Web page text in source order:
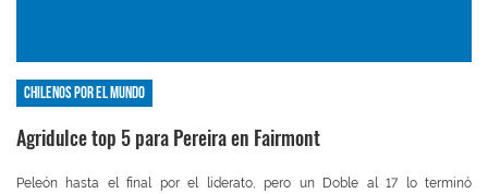
Chilenos por el mundo
Agridulce top 5 para Pereira en Fairmont
Peleón hasta el final por el liderato, pero un Doble al 17 lo terminó